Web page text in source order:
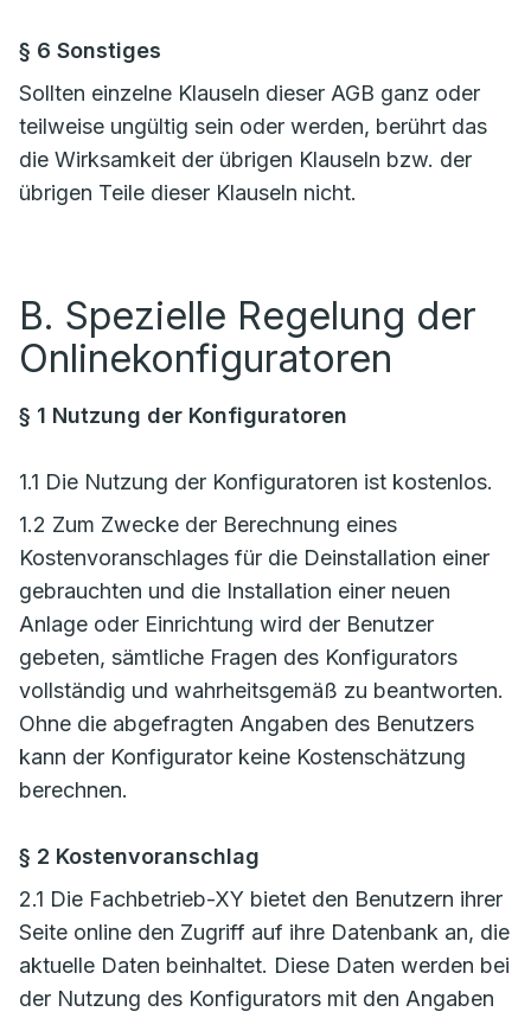
§ 6 Sonstiges
Sollten einzelne Klauseln dieser AGB ganz oder
teilweise ungültig sein oder werden, berührt das
die Wirksamkeit der übrigen Klauseln bzw. der
übrigen Teile dieser Klauseln nicht.
B. Spezielle Regelung der
Onlinekonfiguratoren
§ 1 Nutzung der Konfiguratoren
1.1 Die Nutzung der Konfiguratoren ist kostenlos.
1.2 Zum Zwecke der Berechnung eines
Kostenvoranschlages für die Deinstallation einer
gebrauchten und die Installation einer neuen
Anlage oder Einrichtung wird der Benutzer
gebeten, sämtliche Fragen des Konfigurators
vollständig und wahrheitsgemäß zu beantworten.
Ohne die abgefragten Angaben des Benutzers
kann der Konfigurator keine Kostenschätzung
berechnen.
§ 2 Kostenvoranschlag
2.1 Die Fachbetrieb-XY bietet den Benutzern ihrer
Seite online den Zugriff auf ihre Datenbank an, die
aktuelle Daten beinhaltet. Diese Daten werden bei
der Nutzung des Konfigurators mit den Angaben